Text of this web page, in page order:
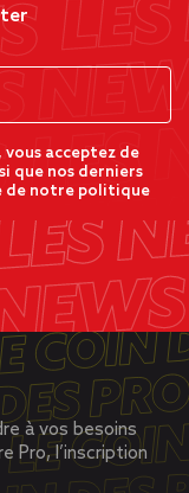
vous acceptez de
que nos derniers
de notre politique
à vos besoins
Pro, l’inscription